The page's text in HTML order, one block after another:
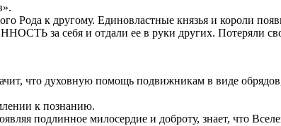
к другому. Единовластные князья и короли
за себя и отдали ее в руки других. Потеряли
что духовную помощь подвижникам в виде
к познанию.
подлинное милосердие и доброту, знает, что